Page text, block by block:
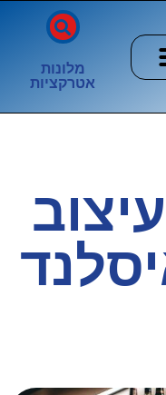
מלונות
אטרקציות